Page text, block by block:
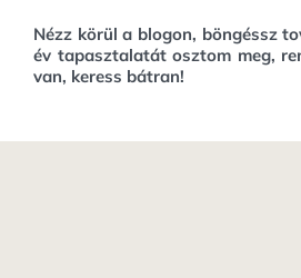
Nézz körül a blogon, böngéssz
év tapasztalatát osztom meg,
van, keress bátran!